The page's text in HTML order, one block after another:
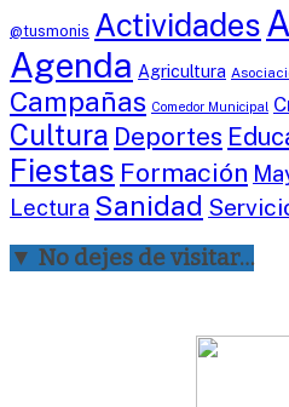
@tusmonis Actividades
Agenda Agricultura
Campañas Comedor Municipal
Cultura Deportes
Fiestas Formación
Lectura Sanidad
▼ No dejes de visitar…